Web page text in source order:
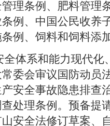
理条例、肥料管理
例、中国公民收养
例、饲料和饲料添
全体系和能力现代化
委会审议国防动员
安全事故隐患排查
处理条例。预备提
安全法修订草案、